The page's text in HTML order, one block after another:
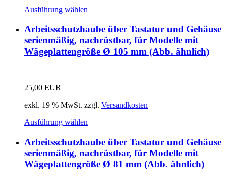
Ausführung wählen
Arbeitsschutzhaube über Tastatur und Gehäuse
serienmäßig, nachrüstbar, für Modelle mit
Wägeplattengröße Ø 105 mm (Abb. ähnlich)
25,00 EUR
exkl. 19 % MwSt. zzgl. Versandkosten
Ausführung wählen
Arbeitsschutzhaube über Tastatur und Gehäuse
serienmäßig, nachrüstbar, für Modelle mit
Wägeplattengröße Ø 81 mm (Abb. ähnlich)